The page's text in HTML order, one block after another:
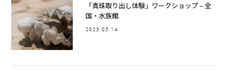
「真珠取り出し体験」ワークショップ – 全
国・水族館
2025.05.14